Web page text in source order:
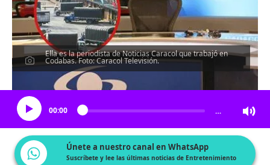
Ella es la periodista de Noticias Caracol que trabajó en
Codabas. Foto: Caracol Televisión.
Escucha el artículo
00:00 …
Únete a nuestro canal en WhatsApp
Suscríbete y lee las últimas noticias de Entretenimiento